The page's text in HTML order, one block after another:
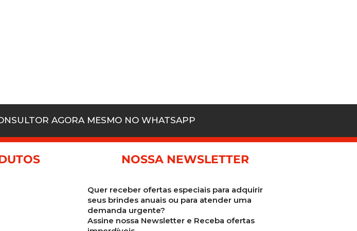
AGORA MESMO NO WHATSAPP
NOSSA NEWSLETTER
Quer receber ofertas especiais para adquirir
seus brindes anuais ou para atender uma
demanda urgente?
Assine nossa Newsletter e Receba ofertas